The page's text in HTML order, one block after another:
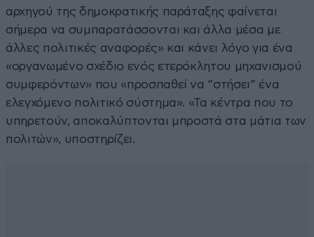
αρχηγού της δημοκρατικής παράταξης φαίνεται
σήμερα να συμπαρατάσσονται και άλλα μέσα με
άλλες πολιτικές αναφορές» και κάνει λόγο για ένα
«οργανωμένο σχέδιο ενός ετερόκλητου μηχανισμού
συμφερόντων» που «προσπαθεί να “στήσει” ένα
ελεγχόμενο πολιτικό σύστημα». «Τα κέντρα που το
υπηρετούν, αποκαλύπτονται μπροστά στα μάτια των
πολιτών», υποστηρίζει.